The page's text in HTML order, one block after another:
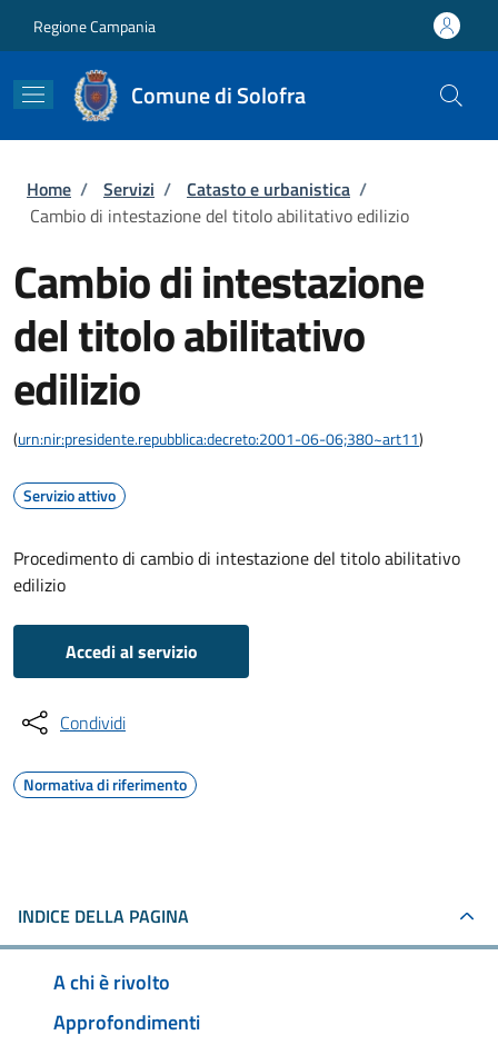
Regione Campania
Comune di Solofra
Briciole di pane
Home / Servizi / Catasto e urbanistica /
Cambio di intestazione del titolo abilitativo edilizio
Cambio di intestazione
del titolo abilitativo
edilizio
(urn:nir:presidente.repubblica:decreto:2001-06-06;380~art11)
Servizio attivo
Procedimento di cambio di intestazione del titolo abilitativo
edilizio
Accedi al servizio
Condividi
Normativa di riferimento
INDICE DELLA PAGINA
A chi è rivolto
Approfondimenti